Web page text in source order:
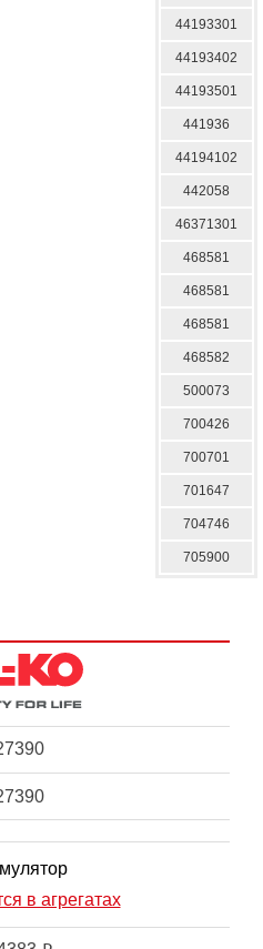
44193301
44193402
44193501
441936
44194102
442058
46371301
468581
468581
468581
468582
500073
700426
700701
701647
704746
705900
в агрегатах